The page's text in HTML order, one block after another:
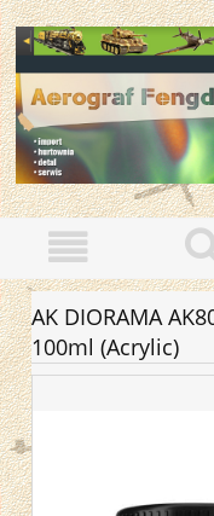
AK DIORAMA
100ml (Acrylic)